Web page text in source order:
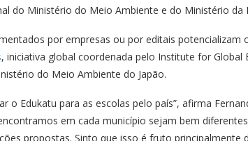
do Ministério do Meio Ambiente e do Ministério da
por empresas ou por editais potencializam
, iniciativa global coordenada pelo Institute for Global
do Meio Ambiente do Japão.
o Edukatu para as escolas pelo país”, afirma
em cada município sejam bem
propostas. Sinto que isso é fruto principalmente